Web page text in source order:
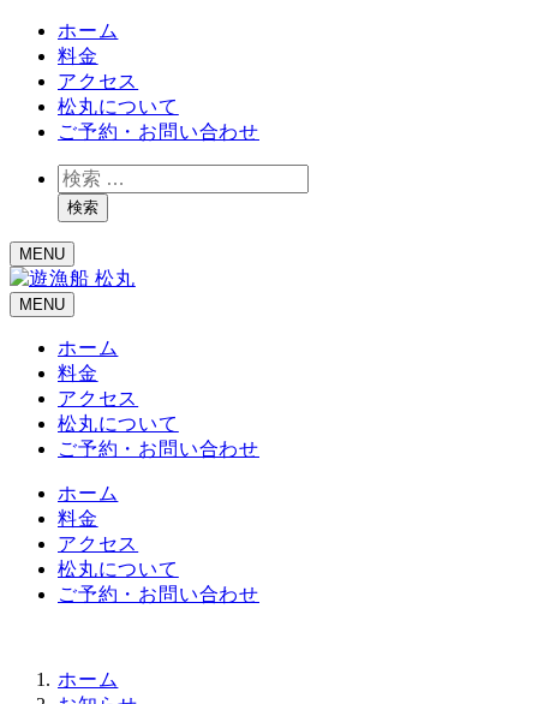
ホーム
料金
アクセス
松丸について
ご予約・お問い合わせ
検
索検索
MENU
MENU
ホーム
料金
アクセス
松丸について
ご予約・お問い合わせ
ホーム
料金
アクセス
松丸について
ご予約・お問い合わせ
ホーム